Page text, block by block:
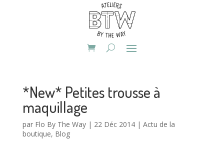
*New* Petites trousse à
maquillage
par Flo By The Way| 22 Déc 2014| Actu de la
boutique, Blog